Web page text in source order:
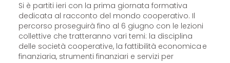
Si è partiti ieri con la prima giornata formativa
dedicata al racconto del mondo cooperativo. Il
percorso proseguirà fino al 6 giugno con le lezioni
collettive che tratteranno vari temi: la disciplina
delle società cooperative, la fattibilità economica e
finanziaria, strumenti finanziari e servizi per